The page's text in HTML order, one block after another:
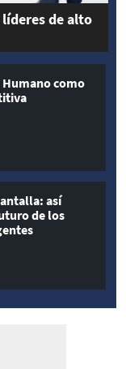
de alto
como
así
de los